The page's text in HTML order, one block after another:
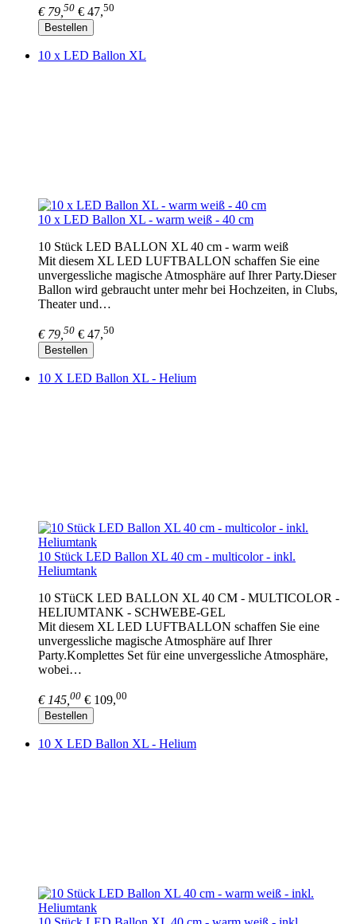
€ 79, 50 € 47,50
Bestellen
10 x LED Ballon XL
10 x LED Ballon XL - warm weiß - 40 cm
10 Stück LED BALLON XL 40 cm - warm weiß
Mit diesem XL LED LUFTBALLON schaffen Sie eine
unvergessliche magische Atmosphäre auf Ihrer Party.Dieser
Ballon wird gebraucht unter mehr bei Hochzeiten, in Clubs,
Theater und…
€ 79, 50 € 47,50
Bestellen
10 X LED Ballon XL - Helium
10 Stück LED Ballon XL 40 cm - multicolor - inkl.
Heliumtank
10 STüCK LED BALLON XL 40 CM - MULTICOLOR -
HELIUMTANK - SCHWEBE-GEL
Mit diesem XL LED LUFTBALLON schaffen Sie eine
unvergessliche magische Atmosphäre auf Ihrer
Party.Komplettes Set für eine unvergessliche Atmosphäre,
wobei…
€ 145, 00 € 109,00
Bestellen
10 X LED Ballon XL - Helium